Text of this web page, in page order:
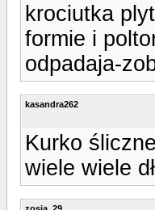
krociutka
formie i
odpadaja-
kasandra262
Kurko
wiele wiele